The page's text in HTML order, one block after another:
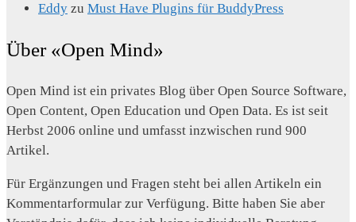
Eddy zu Must Have Plugins für BuddyPress
Über «Open Mind»
Open Mind ist ein privates Blog über Open Source Software,
Open Content, Open Education und Open Data. Es ist seit
Herbst 2006 online und umfasst inzwischen rund 900
Artikel.
Für Ergänzungen und Fragen steht bei allen Artikeln ein
Kommentarformular zur Verfügung. Bitte haben Sie aber